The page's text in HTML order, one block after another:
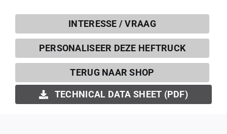
INTERESSE / VRAAG
PERSONALISEER DEZE HEFTRUCK
TERUG NAAR SHOP
TECHNICAL DATA SHEET (PDF)